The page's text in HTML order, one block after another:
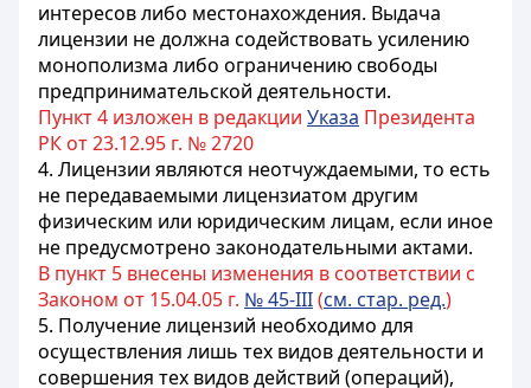
интересов либо местонахождения. Выдача
лицензии не должна содействовать усилению
монополизма либо ограничению свободы
предпринимательской деятельности.
Пункт 4 изложен в редакции Указа Президента
РК от 23.12.95 г. № 2720
4. Лицензии являются неотчуждаемыми, то есть
не передаваемыми лицензиатом другим
физическим или юридическим лицам, если иное
не предусмотрено законодательными актами.
В пункт 5 внесены изменения в соответствии с
Законом от 15.04.05 г. № 45-III(см. стар. ред.)
5. Получение лицензий необходимо для
осуществления лишь тех видов деятельности и
совершения тех видов действий (операций),